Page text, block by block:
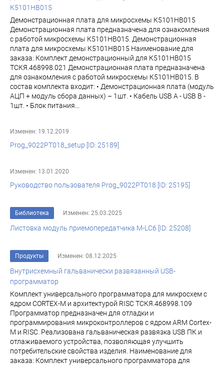
К5101НВ015
Демонстрационная плата для микросхемы К5101НВ015
Демонстрационная плата предназначена для ознакомления
с работой микросхемы К5101НВ015. Демонстрационная
плата для микросхемы К5101НВ015 Наименование для
заказа: Комплект демонстрационный для К5101НВ015
ТСКЯ.468998.021 Демонстрационная плата предназначена
для ознакомления с работой микросхемы К5101НВ015. В
состав комплекта входит: • Демонстрационная плата (модуль
АЦП + модуль сбора данных) – 1шт. • Кабель USB A - USB B -
1шт. • Блок питания...
Изменен: 19.12.2019
Prog_9022PT018_setup [ID: 25189]
Изменен: 13.01.2020
Руководство пользователя Prog_9022PT018 [ID: 25195]
Библиотека Изменен: 25.03.2025
Листовка модуль приемопередатчика M-LC6 [ID: 25208]
Продукты Изменен: 08.12.2025
Внутрисхемный гальванически развязанный USB-
программатор
Комплект универсального программатора для микросхем с
ядром CORTEX-M и архитектурой RISC ТСКЯ.468998.109
Программатор предназначен для отладки и
программирования микроконтроллеров с ядром ARM Cortex-
M и RISC. Реализована гальваническая развязка USB ПК и
отлаживаемого устройства, позволяющая улучшить
потребительские свойства изделия. Наименование для
заказа: Комплект универсального программатора для